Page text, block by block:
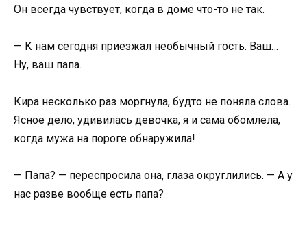
Он всегда чувствует, когда в доме что-то не так.
— К нам сегодня приезжал необычный гость. Ваш…
Ну, ваш папа.
Кира несколько раз моргнула, будто не поняла слова.
Ясное дело, удивилась девочка, я и сама обомлела,
когда мужа на пороге обнаружила!
— Папа? — переспросила она, глаза округлились. — А у
нас разве вообще есть папа?